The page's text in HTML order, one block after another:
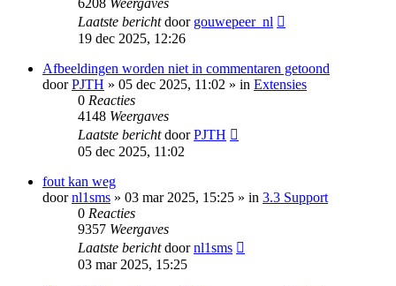
6208 Weergaves
Laatste berichtdoor gouwepeer_nl
19 dec 2025, 12:26
Afbeeldingen worden niet in commentaren getoond
doorPJTH » 05 dec 2025, 11:02 » in Extensies
0 Reacties
4148 Weergaves
Laatste berichtdoorPJTH
05 dec 2025, 11:02
fout kan weg
doornl1sms » 03 mar 2025, 15:25 » in 3.3 Support
0 Reacties
9357 Weergaves
Laatste berichtdoornl1sms
03 mar 2025, 15:25